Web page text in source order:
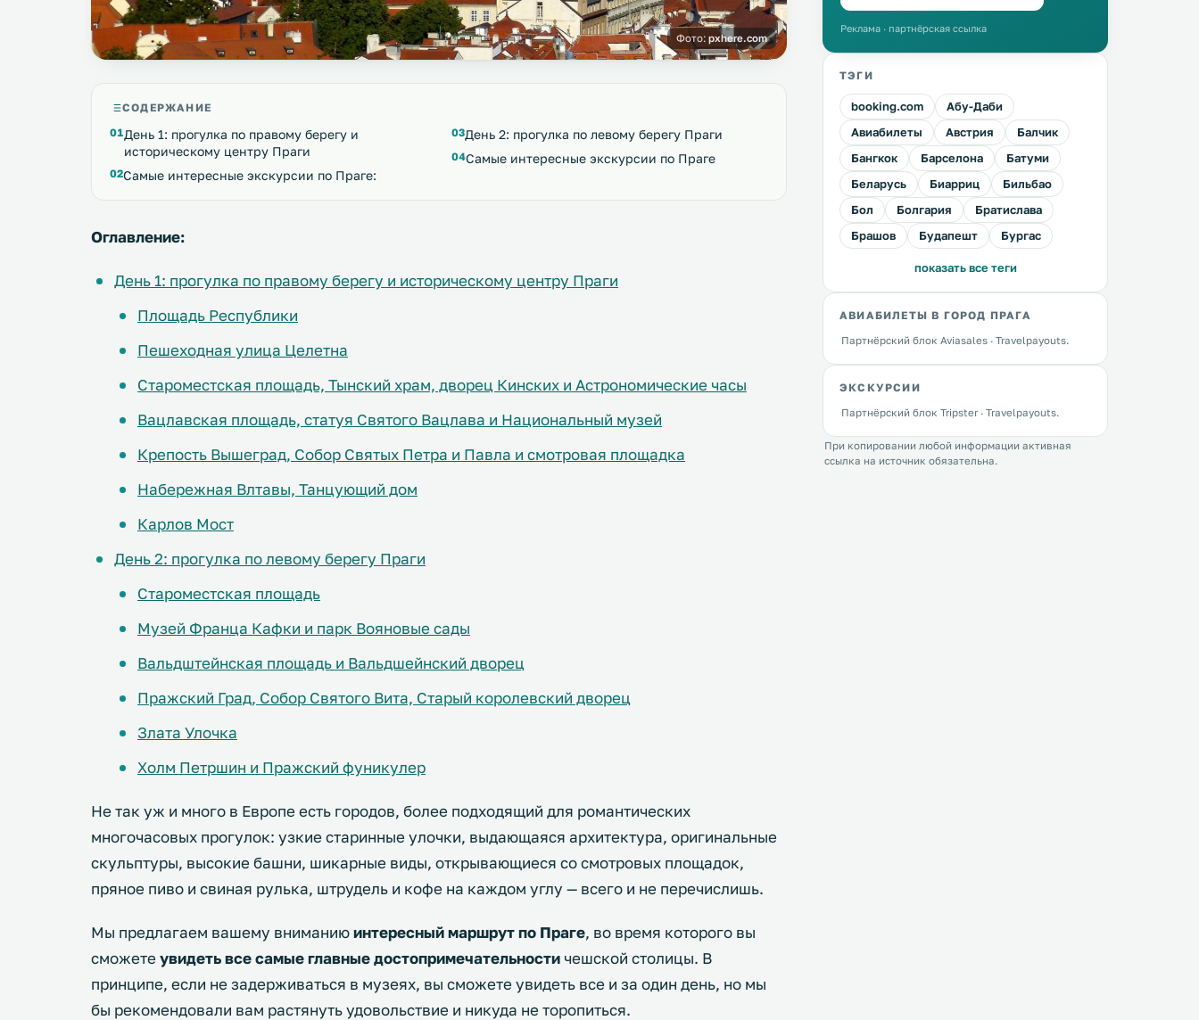
Фото: pxhere.com
СОДЕРЖАНИЕ
День 1: прогулка по правому берегу и
историческому центру Праги
Самые интересные экскурсии по Праге:
День 2: прогулка по левому берегу Праги
Самые интересные экскурсии по Праге
Оглавление:
День 1: прогулка по правому берегу и историческому центру Праги
Площадь Республики
Пешеходная улица Целетна
Староместская площадь, Тынский храм, дворец Кинских и Астрономические часы
Вацлавская площадь, статуя Святого Вацлава и Национальный музей
Крепость Вышеград, Собор Святых Петра и Павла и смотровая площадка
Набережная Влтавы, Танцующий дом
Карлов Мост
День 2: прогулка по левому берегу Праги
Староместская площадь
Музей Франца Кафки и парк Вояновые сады
Вальдштейнская площадь и Вальдшейнский дворец
Пражский Град, Собор Святого Вита, Старый королевский дворец
Злата Улочка
Холм Петршин и Пражский фуникулер
Не так уж и много в Европе есть городов, более подходящий для романтических
многочасовых прогулок: узкие старинные улочки, выдающаяся архитектура, оригинальные
скульптуры, высокие башни, шикарные виды, открывающиеся со смотровых площадок,
пряное пиво и свиная рулька, штрудель и кофе на каждом углу — всего и не перечислишь.
Мы предлагаем вашему вниманиюинтересный маршрут по Праге, во время которого вы
сможете увидеть все самые главные достопримечательности чешской столицы. В
принципе, если не задерживаться в музеях, вы сможете увидеть все и за один день, но мы
бы рекомендовали вам растянуть удовольствие и никуда не торопиться.
Реклама · партнёрская ссылка
ТЭГИ
booking.com
Абу-Даби
Авиабилеты
Австрия
Балчик
Бангкок
Барселона
Батуми
Беларусь
Биарриц
Бильбао
Бол
Болгария
Братислава
Брашов
Будапешт Бургас
показать все теги
АВИАБИЛЕТЫ В ГОРОД ПРАГА
Партнёрский блок Aviasales · Travelpayouts.
ЭКСКУРСИИ
Партнёрский блок Tripster · Travelpayouts.
При копировании любой информации активная
ссылка на источник обязательна.